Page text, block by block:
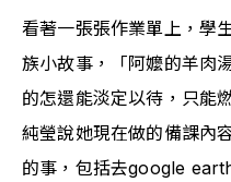
看著一張張作業單上，學
族小故事，「阿嬤的羊肉
的怎還能淡定以待，只能
純瑩說她現在做的備課內
的事，包括去google